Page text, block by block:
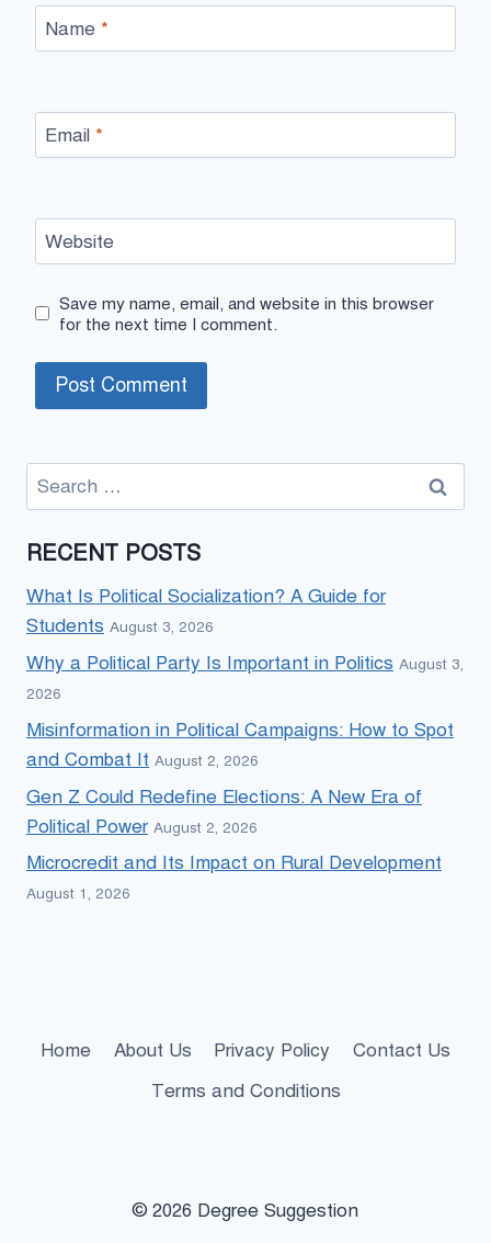
Name *
Email *
Website
Save my name, email, and website in this browser
for the next time I comment.
Search
for:
RECENT POSTS
What Is Political Socialization? A Guide for
Students August 3, 2026
Why a Political Party Is Important in Politics August 3,
2026
Misinformation in Political Campaigns: How to Spot
and Combat It August 2, 2026
Gen Z Could Redefine Elections: A New Era of
Political Power August 2, 2026
Microcredit and Its Impact on Rural Development
August 1, 2026
Home About Us Privacy Policy
Contact Us
Terms and Conditions
© 2026 Degree Suggestion